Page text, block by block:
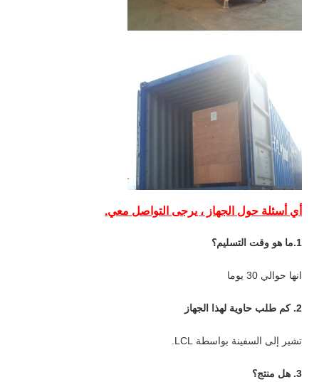
أي أسئلة حول الجهاز ، يرجى التواصل معي.
1.ما هو وقت التسليم؟
انها حوالي 30 يوما
2. كم طلب حاوية لهذا الجهاز
تشير إلى السفينة بواسطة LCL.
3. هل منتج؟